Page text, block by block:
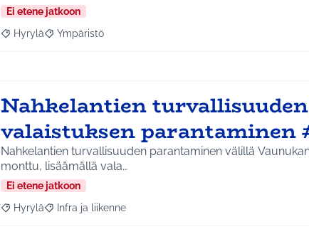
Ei etene jatkoon
Rajaa tulokset aihepiirin mukaan: Hyrylä
Hyrylä Rajaa tulokset teeman mukaan: Ympäristö
Ympäristö
Nahkelantien
valaistuksen parantaminen
Nahkelantien turvallisuuden parantaminen välillä
monttu, lisäämällä vala…
Ei etene jatkoon
Rajaa tulokset aihepiirin mukaan: Hyrylä
Hyrylä Rajaa tulokset teeman mukaan: Infra ja liikenne
Infra ja liikenne